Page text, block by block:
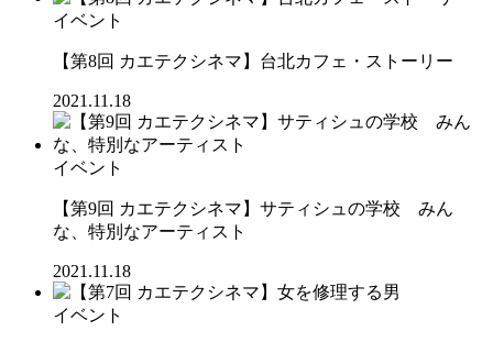
イベント
【第8回 カエテクシネマ】台北カフェ・ストーリー
2021.11.18
イベント
【第9回 カエテクシネマ】サティシュの学校 みん
な、特別なアーティスト
2021.11.18
イベント